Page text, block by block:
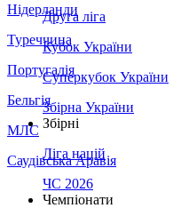
Нідерланди
Туреччина
Португалія
Бельгія
МЛС
Саудівська Аравія
Друга ліга
Кубок України
Суперкубок України
Збірна України
Збірні
Ліга націй
ЧС 2026
Чемпіонати